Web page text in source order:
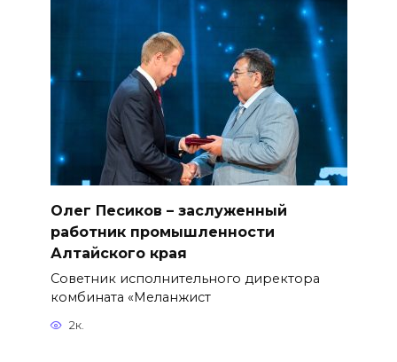
Олег Песиков – заслуженный
работник промышленности
Алтайского края
Советник исполнительного директора
комбината «Меланжист
2к.